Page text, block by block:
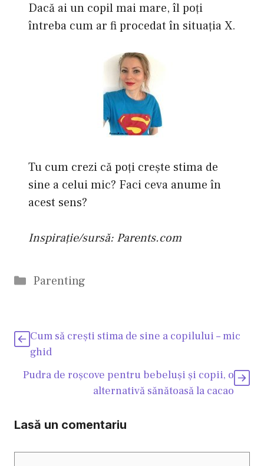
Dacă ai un copil mai mare, îl poţi
întreba cum ar fi procedat în situaţia X.
Tu cum crezi că poţi creşte stima de
sine a celui mic? Faci ceva anume în
acest sens?
Inspirație/sursă: Parents.com
Categorii
Parenting
Cum să creşti stima de sine a copilului – mic
ghid
Pudra de roşcove pentru bebeluşi şi copii, o
alternativă sănătoasă la cacao
Lasă un comentariu